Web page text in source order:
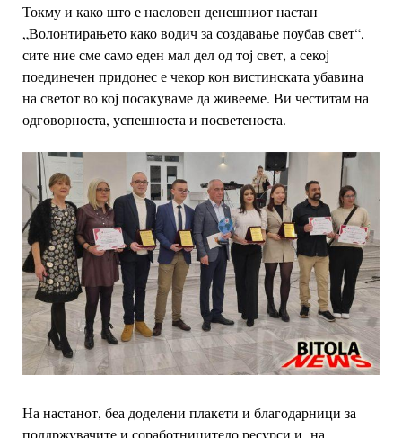
Токму и како што е насловен денешниот настан
„Волонтирањето како водич за создавање поубав свет“,
сите ние сме само еден мал дел од тој свет, а секој
поединечен придонес е чекор кон вистинската убавина
на светот во кој посакуваме да живееме. Ви честитам на
одговорноста, успешноста и посветеноста.
На настанот, беа доделени плакети и благодарници за
поддржувачите и соработницитедо ресурси и на